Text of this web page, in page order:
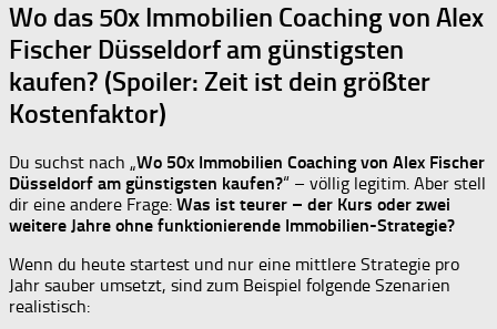
Wo das 50x Immobilien Coaching von Alex
Fischer Düsseldorf am günstigsten
kaufen? (Spoiler: Zeit ist dein größter
Kostenfaktor)
Du suchst nach „Wo 50x Immobilien Coaching von Alex Fischer
Düsseldorf am günstigsten kaufen?“ – völlig legitim. Aber stell
dir eine andere Frage: Was ist teurer – der Kurs oder zwei
weitere Jahre ohne funktionierende Immobilien-Strategie?
Wenn du heute startest und nur eine mittlere Strategie pro
Jahr sauber umsetzt, sind zum Beispiel folgende Szenarien
realistisch: